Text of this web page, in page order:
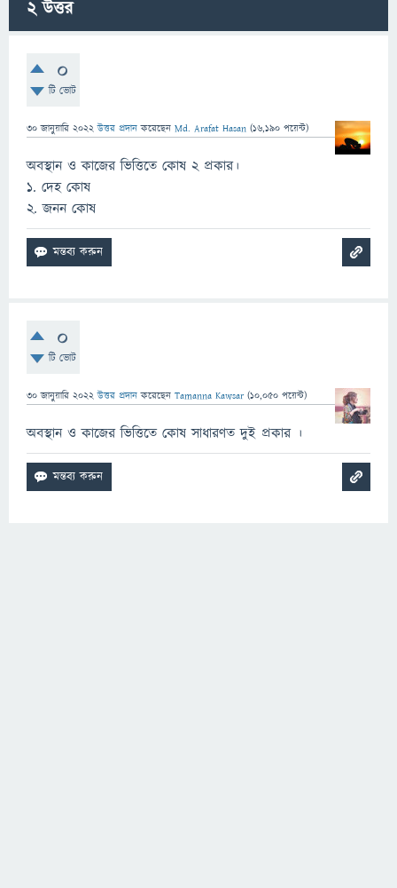
2উত্তর
0
টি ভোট
30 জানুয়ারি 2022 উত্তর প্রদান করেছেন Md. Arafat Hasan (16,190 পয়েন্ট)
অবস্থান ও কাজের ভিত্তিতে কোষ ২ প্রকার।
1. দেহ কোষ
2. জনন কোষ
0
টি ভোট
30 জানুয়ারি 2022 উত্তর প্রদান করেছেন Tamanna Kawsar (10,050 পয়েন্ট)
অবস্থান ও কাজের ভিত্তিতে কোষ সাধারণত দুই প্রকার ।